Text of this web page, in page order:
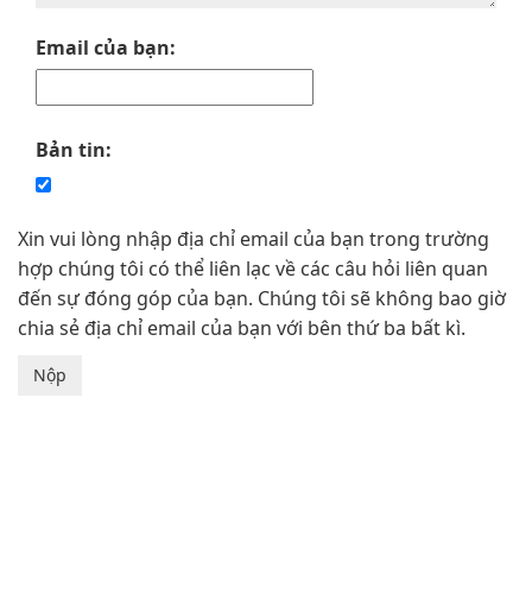
Email của bạn:
Bản tin:
Xin vui lòng nhập địa chỉ email của bạn trong trường
hợp chúng tôi có thể liên lạc về các câu hỏi liên quan
đến sự đóng góp của bạn. Chúng tôi sẽ không bao giờ
chia sẻ địa chỉ email của bạn với bên thứ ba bất kì.